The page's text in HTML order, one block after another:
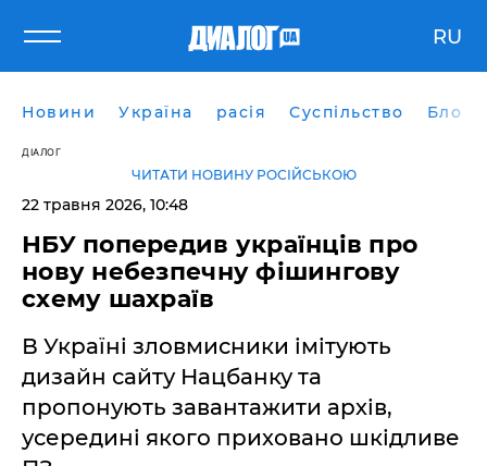
RU
Новини Україна расія Суспільство Блоги
ДІАЛОГ
ЧИТАТИ НОВИНУ РОСІЙСЬКОЮ
22 травня 2026, 10:48
НБУ попередив українців про
нову небезпечну фішингову
схему шахраїв
В Україні зловмисники імітують
дизайн сайту Нацбанку та
пропонують завантажити архів,
усередині якого приховано шкідливе